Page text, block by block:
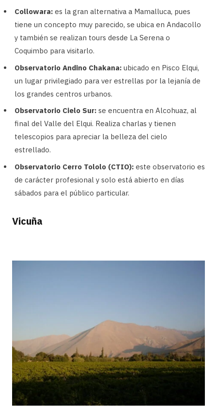
Collowara: es la gran alternativa a Mamalluca, pues
tiene un concepto muy parecido, se ubica en Andacollo
y también se realizan tours desde La Serena o
Coquimbo para visitarlo.
Observatorio Andino Chakana: ubicado en Pisco Elqui,
un lugar privilegiado para ver estrellas por la lejanía de
los grandes centros urbanos.
Observatorio Cielo Sur: se encuentra en Alcohuaz, al
final del Valle del Elqui. Realiza charlas y tienen
telescopios para apreciar la belleza del cielo
estrellado.
Observatorio Cerro Tololo (CTIO): este observatorio es
de carácter profesional y solo está abierto en días
sábados para el público particular.
Vicuña